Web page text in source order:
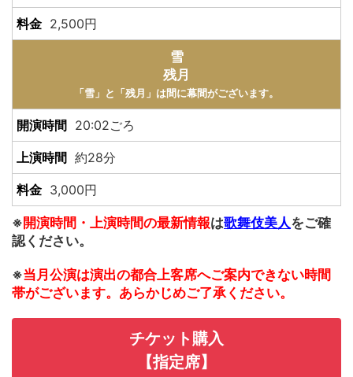
2,500円
雪
残月
「雪」と「残月」は間に幕間がございます。
20:02ごろ
約28分
3,000円
※開演時間・上演時間の最新情報は歌舞伎美人をご確
認ください。
※当月公演は演出の都合上客席へご案内できない時間
帯がございます。あらかじめご了承ください。
チケット購入
【指定席】